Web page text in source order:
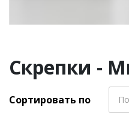
Скрепки -
Сортировать по